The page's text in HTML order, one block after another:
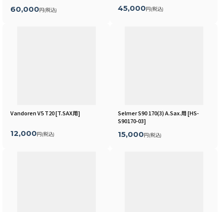
60,000円(税込) 45,000 円 (税込)
Vandoren V5 T20[T.SAX用]
12,000 円 (税込)
Selmer S90 170(3) A.Sax.用[HS-
S90170-03]
15,000円(税込)